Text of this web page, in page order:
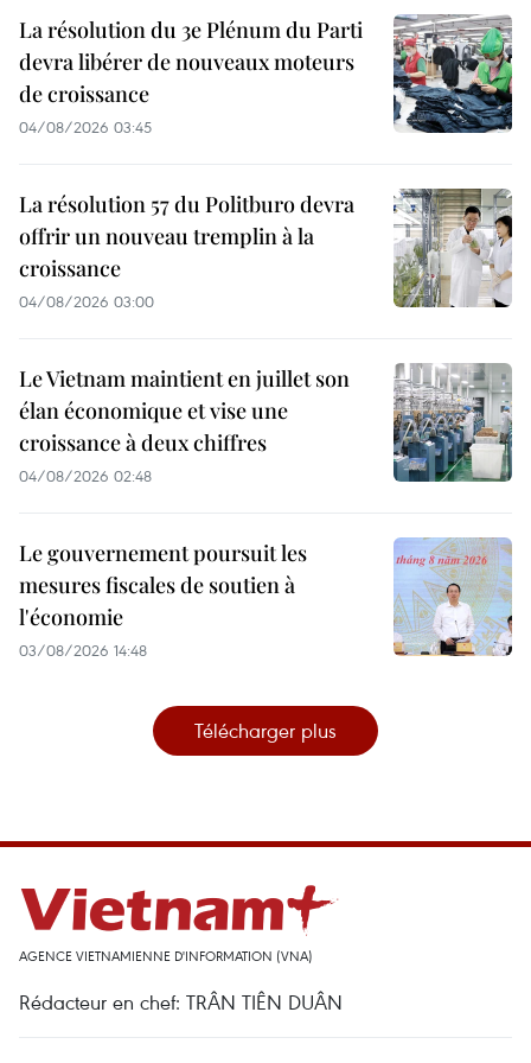
La résolution du 3e Plénum du Parti
devra libérer de nouveaux moteurs
de croissance
04/08/2026 03:45
La résolution 57 du Politburo devra
offrir un nouveau tremplin à la
croissance
04/08/2026 03:00
Le Vietnam maintient en juillet son
élan économique et vise une
croissance à deux chiffres
04/08/2026 02:48
Le gouvernement poursuit les
mesures fiscales de soutien à
l'économie
03/08/2026 14:48
Télécharger plus
AGENCE VIETNAMIENNE D'INFORMATION (VNA)
Rédacteur en chef: TRÂN TIÊN DUÂN